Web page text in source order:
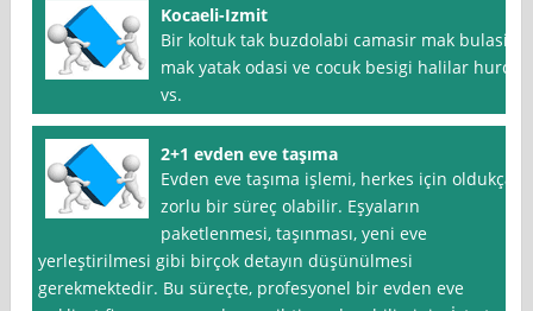
Kocaeli-Izmit
Bir koltuk tak buzdolabi camasir mak bulasik
mak yatak odasi ve cocuk besigi halilar hurc
vs.
2+1 evden eve taşıma
Evden eve taşıma işlemi, herkes için oldukça
zorlu bir süreç olabilir. Eşyaların
paketlenmesi, taşınması, yeni eve
yerleştirilmesi gibi birçok detayın düşünülmesi
gerekmektedir. Bu süreçte, profesyonel bir evden eve